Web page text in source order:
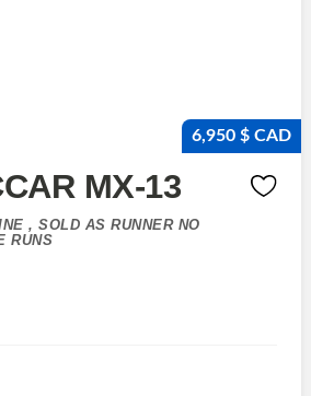
6,950 $ CAD
MX-13
, SOLD AS RUNNER NO
RUNS